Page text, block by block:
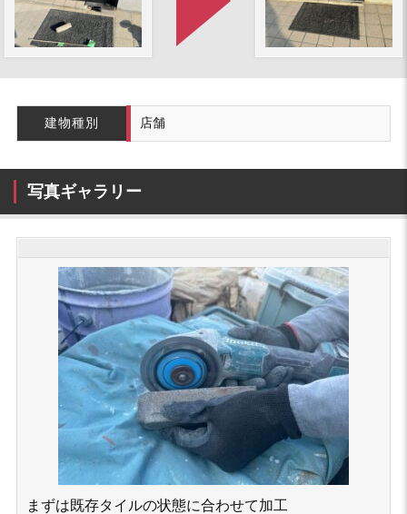
建物種別 店舗
写真ギャラリー
まずは既存タイルの状態に合わせて加工